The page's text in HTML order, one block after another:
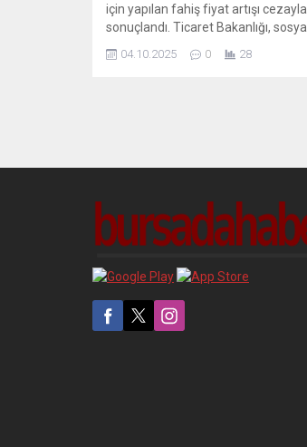
için yapılan fahiş fiyat artışı cezayla
sonuçlandı. Ticaret Bakanlığı, sosyal
değerlendirerek, ilan sahibine 100
04.10.2025 0 28